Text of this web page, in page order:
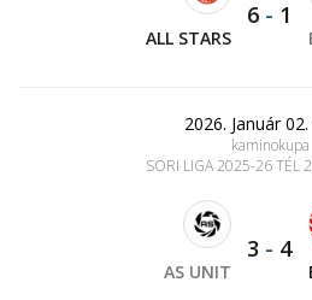
ALL STARS
6 - 1
2026. Január 02.
kaminokupa
SORI LIGA 2025-26 TÉL
AS UNIT
3 - 4